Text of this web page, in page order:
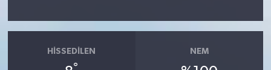
HISSEDILEN
°
NEM